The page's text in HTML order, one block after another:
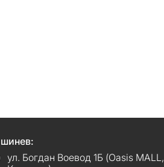
ул. Богдан Воевод 1Б (Oasis MALL,